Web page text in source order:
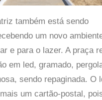
também está sendo
um novo
e para o lazer. A praça
em led, gramado,
sendo repaginada. O
um cartão-postal,